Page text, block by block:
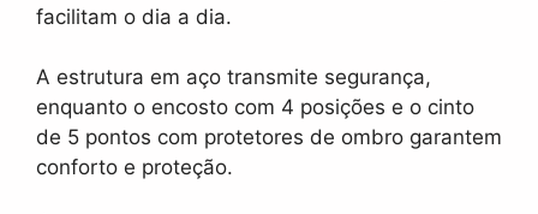
facilitam o dia a dia.
A estrutura em aço transmite segurança,
enquanto o encosto com 4 posições e o cinto
de 5 pontos com protetores de ombro garantem
conforto e proteção.